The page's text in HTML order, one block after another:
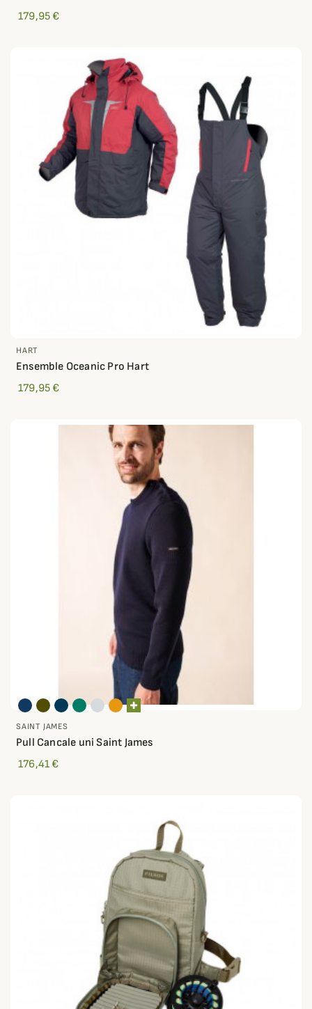
179,95 €
HART
Ensemble Oceanic Pro Hart
179,95 €
SAINT JAMES
Pull Cancale uni Saint James
176,41 €